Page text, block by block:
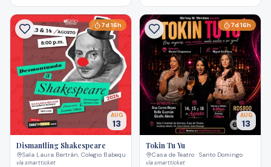
7d 16h
AUG
13
Dismantling Shakespeare
Sala Laura Bertrán, Colegio Babeque · Santo Domingo
víasmartticket
7d 16h
AUG
13
Tokin Tu Yu
Casa de Teatro · Santo Domingo
víasmartticket